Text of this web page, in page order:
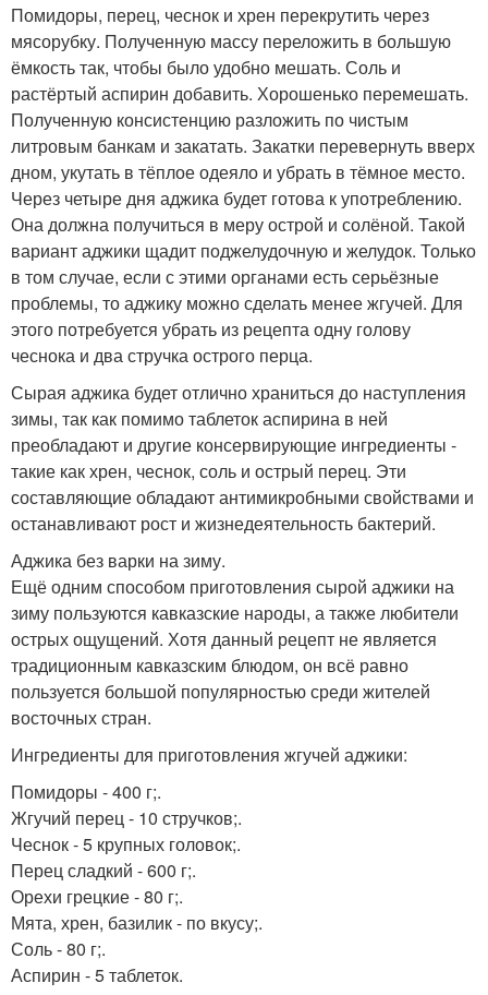
Помидоры, перец, чеснок и хрен перекрутить через
мясорубку. Полученную массу переложить в большую
ёмкость так, чтобы было удобно мешать. Соль и
растёртый аспирин добавить. Хорошенько перемешать.
Полученную консистенцию разложить по чистым
литровым банкам и закатать. Закатки перевернуть вверх
дном, укутать в тёплое одеяло и убрать в тёмное место.
Через четыре дня аджика будет готова к употреблению.
Она должна получиться в меру острой и солёной. Такой
вариант аджики щадит поджелудочную и желудок. Только
в том случае, если с этими органами есть серьёзные
проблемы, то аджику можно сделать менее жгучей. Для
этого потребуется убрать из рецепта одну голову
чеснока и два стручка острого перца.
Сырая аджика будет отлично храниться до наступления
зимы, так как помимо таблеток аспирина в ней
преобладают и другие консервирующие ингредиенты -
такие как хрен, чеснок, соль и острый перец. Эти
составляющие обладают антимикробными свойствами и
останавливают рост и жизнедеятельность бактерий.
Аджика без варки на зиму.
Ещё одним способом приготовления сырой аджики на
зиму пользуются кавказские народы, а также любители
острых ощущений. Хотя данный рецепт не является
традиционным кавказским блюдом, он всё равно
пользуется большой популярностью среди жителей
восточных стран.
Ингредиенты для приготовления жгучей аджики:
Помидоры - 400 г;.
Жгучий перец - 10 стручков;.
Чеснок - 5 крупных головок;.
Перец сладкий - 600 г;.
Орехи грецкие - 80 г;.
Мята, хрен, базилик - по вкусу;.
Соль - 80 г;.
Аспирин - 5 таблеток.